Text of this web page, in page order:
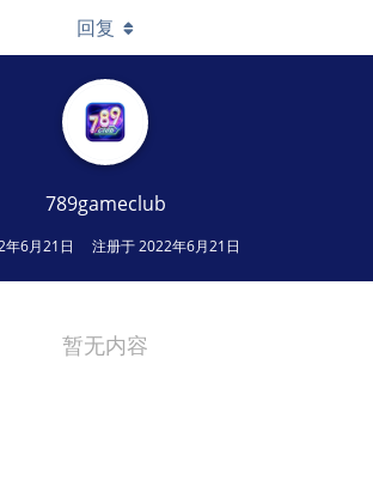
789gameclub
年6月21日 注册于2022年6月21日
回复
暂无内容